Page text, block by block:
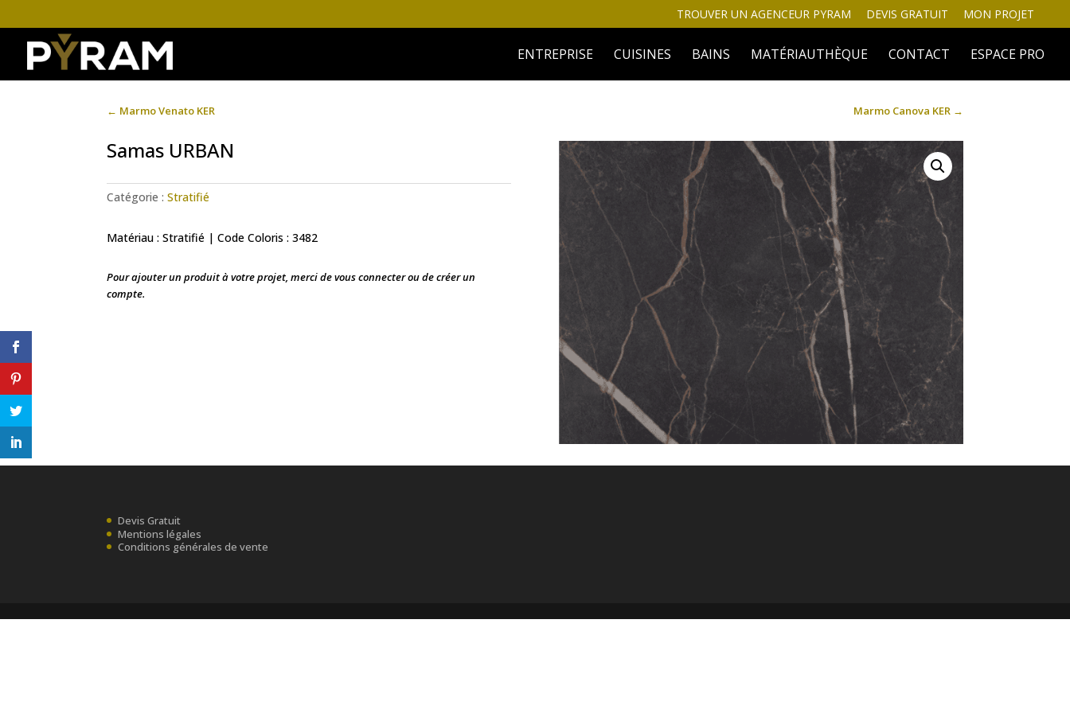
TROUVER UN AGENCEUR PYRAM DEVIS GRATUIT MON PROJET
ENTREPRISE CUISINES BAINS MATÉRIAUTHÈQUE CONTACT ESPACE PRO
← Marmo Venato KER Marmo Canova KER→
Samas URBAN
Catégorie :Stratifié
Matériau : Stratifié | Code Coloris : 3482
Pour ajouter un produit à votre projet, merci de vous connecter ou de créer un
compte.
Devis Gratuit
Mentions légales
Conditions générales de vente